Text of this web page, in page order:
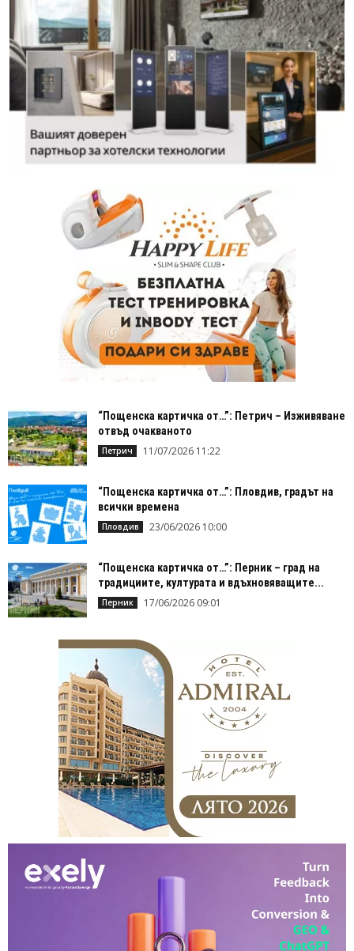
“Пощенска картичка от…”: Петрич – Изживяване
отвъд очакваното
Петрич 11/07/2026 11:22
“Пощенска картичка от…”: Пловдив, градът на
всички времена
Пловдив 23/06/2026 10:00
“Пощенска картичка от…”: Перник – град на
традициите, културата и вдъхновяващите...
Перник 17/06/2026 09:01